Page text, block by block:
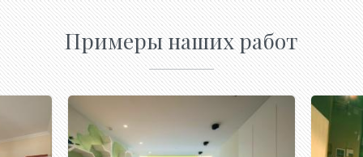
Примеры наших работ